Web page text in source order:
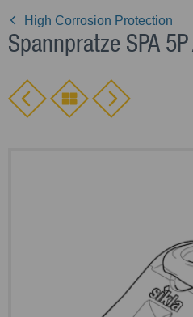
High Corrosion Protection
Spannpratze SPA 5P